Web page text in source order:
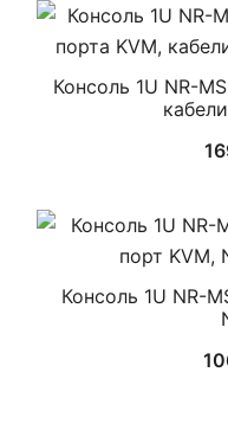
Консоль 1U NR-
Консоль 1U NR-